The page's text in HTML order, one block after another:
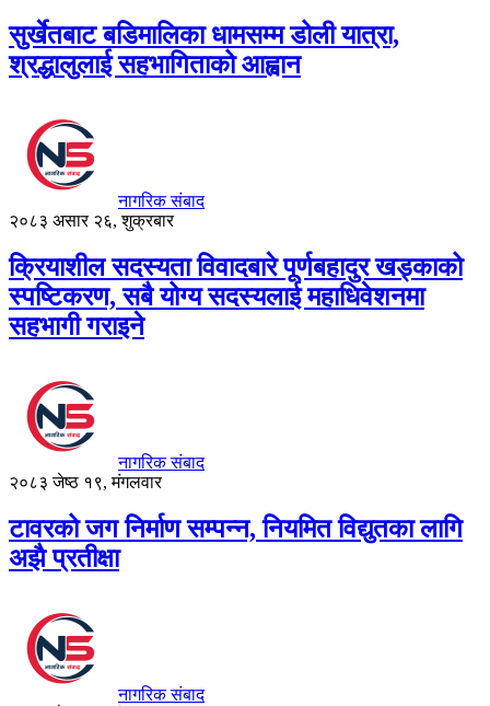
सुर्खेतबाट बडिमालिका धामसम्म डोली यात्रा,
श्रद्धालुलाई सहभागिताको आह्वान
नागरिक संबाद
२०८३ असार २६, शुक्रबार
क्रियाशील सदस्यता विवादबारे पूर्णबहादुर खड्काको
स्पष्टिकरण, सबै योग्य सदस्यलाई महाधिवेशनमा
सहभागी गराइने
नागरिक संबाद
२०८३ जेष्ठ १९, मंगलवार
टावरको जग निर्माण सम्पन्न, नियमित विद्युतका लागि
अझै प्रतीक्षा
नागरिक संबाद